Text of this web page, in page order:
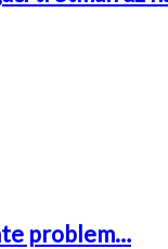
problem…